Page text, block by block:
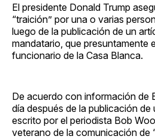
El presidente Donald Trump
“traición” por una o varias
luego de la publicación de un
mandatario, que presuntamente
funcionario de la Casa Blanca.
De acuerdo con información de
día después de la publicación
escrito por el periodista Bob
veterano de la comunicación de